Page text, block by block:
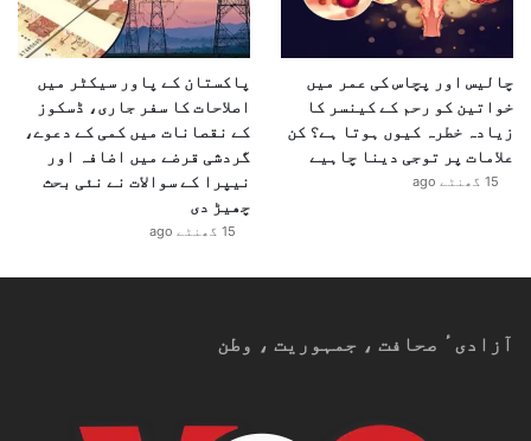
چالیس اور پچاس کی عمر میں
خواتین کو رحم کے کینسر کا
زیادہ خطرہ کیوں ہوتا ہے؟ کن
علامات پر توجی دینا چاہیے
15 گھنٹے ago
پاکستان کے پاور سیکٹر میں
اصلاحات کا سفر جاری، ڈسکوز
کے نقصانات میں کمی کے دعوے،
گردشی قرضے میں اضافہ اور
نیپرا کے سوالات نے نئی بحث
چھیڑ دی
15 گھنٹے ago
آزادیٴ صحافت ، جمہوریت ، وطن